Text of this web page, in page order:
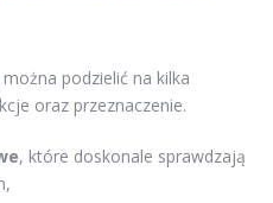
można podzielić na kilka
oraz przeznaczenie.
, które doskonale sprawdzają